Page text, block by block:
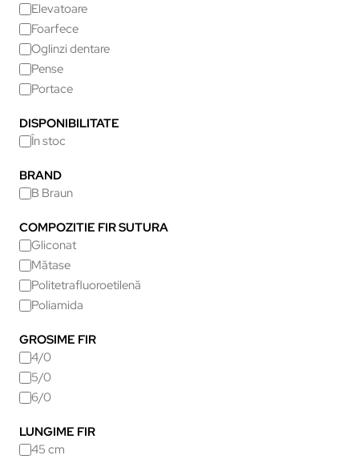
Elevatoare
Foarfece
Oglinzi dentare
Pense
Portace
DISPONIBILITATE
În stoc
BRAND
B Braun
COMPOZITIE FIR SUTURA
Gliconat
Mătase
Politetrafluoroetilenă
Poliamida
GROSIME FIR
4/0
5/0
6/0
LUNGIME FIR
45 cm